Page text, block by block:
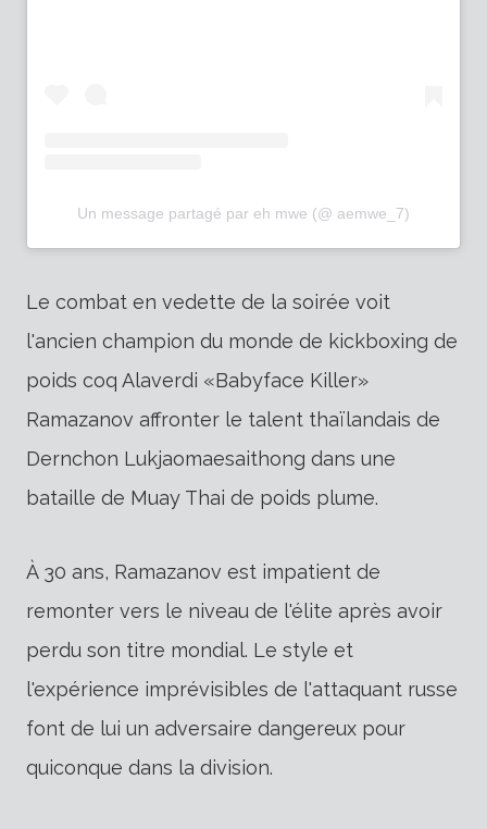
Un message partagé par eh mwe (@ aemwe_7)
Le combat en vedette de la soirée voit
l'ancien champion du monde de kickboxing de
poids coq Alaverdi «Babyface Killer»
Ramazanov affronter le talent thaïlandais de
Dernchon Lukjaomaesaithong dans une
bataille de Muay Thai de poids plume.
À 30 ans, Ramazanov est impatient de
remonter vers le niveau de l'élite après avoir
perdu son titre mondial. Le style et
l'expérience imprévisibles de l'attaquant russe
font de lui un adversaire dangereux pour
quiconque dans la division.